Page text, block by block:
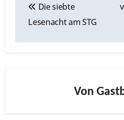
Die siebte
Lesenacht am STG
Von